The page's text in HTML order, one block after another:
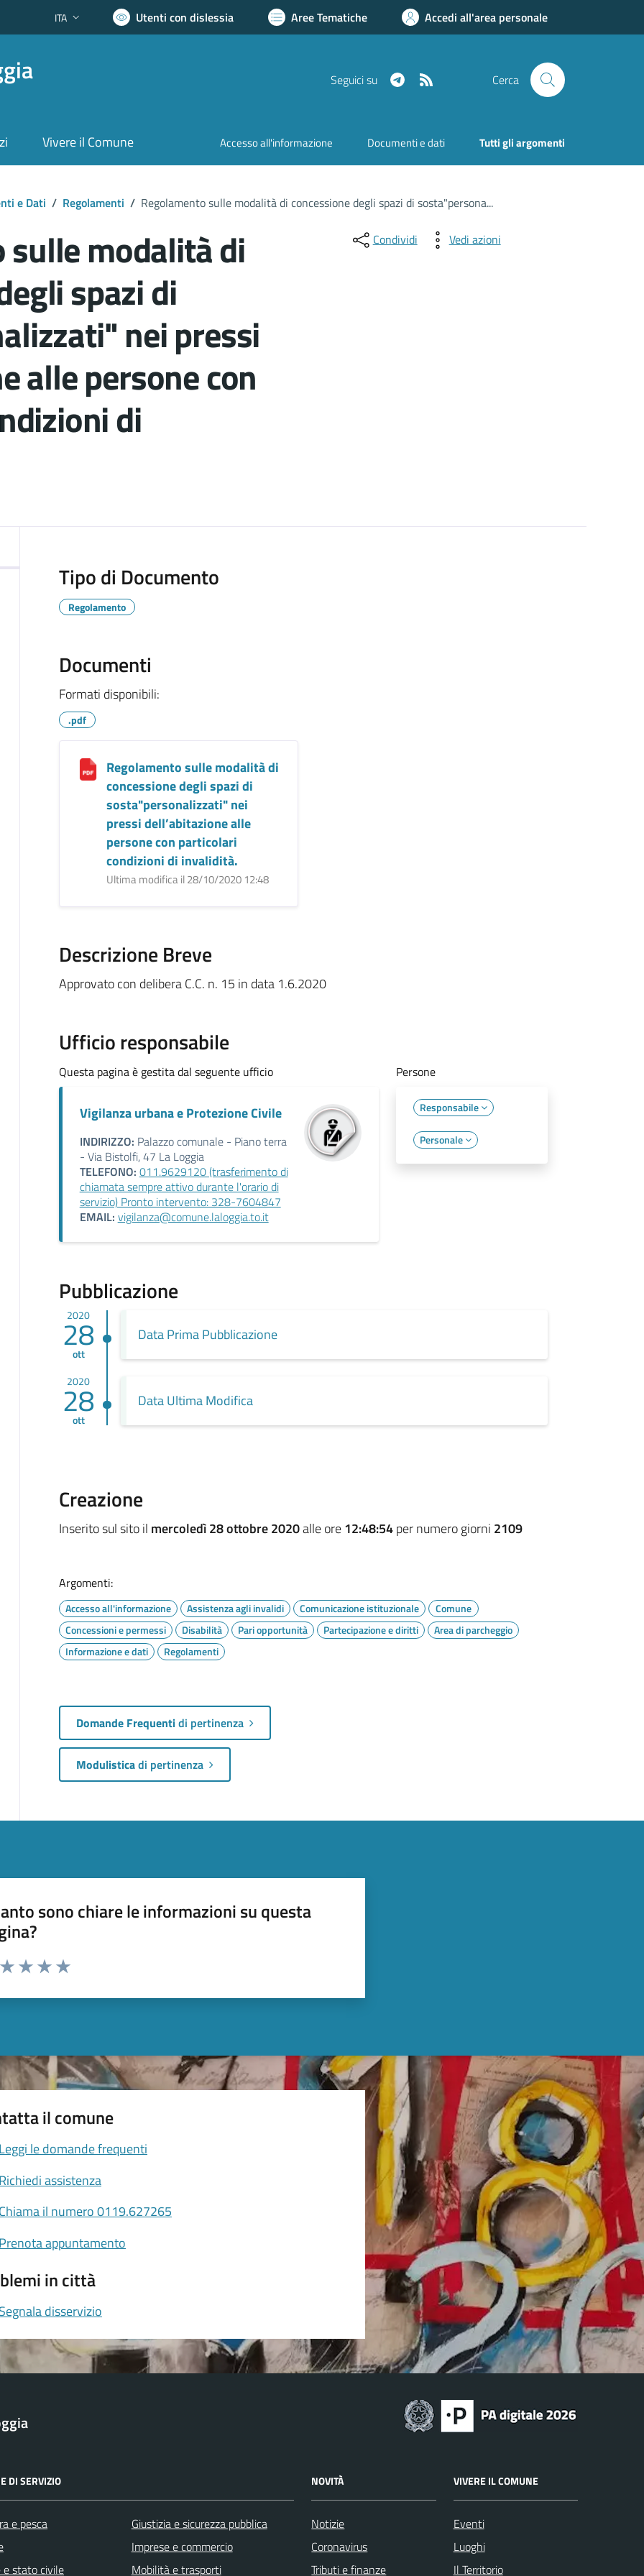
Lingua attiva:
ITA Utenti con dislessia Aree Tematiche Accedi all'area personale
Seguici su Telegram Cerca
Vivere il Comune Accesso all'informazione Documenti e dati Tutti gli argomenti
e Dati / Regolamenti / Regolamento sulle modalità di concessione degli spazi di sosta"persona...
sulle modalità di
spazi di
nei pressi
alle persone con
di
Condividi Vedi azioni
Tipo di Documento
Regolamento
Documenti
Formati disponibili:
.pdf
Regolamento sulle modalità di
concessione degli spazi di
sosta"personalizzati" nei
pressi dell’abitazione alle
persone con particolari
condizioni di invalidità.
Ultima modifica il 28/10/2020 12:48
Descrizione Breve
Approvato con delibera C.C. n. 15 in data 1.6.2020
Ufficio responsabile
Questa pagina è gestita dal seguente ufficio
Vigilanza urbana e Protezione Civile
INDIRIZZO: Palazzo comunale - Piano terra
- Via Bistolfi, 47 La Loggia
TELEFONO: 011.9629120 (trasferimento di
chiamata sempre attivo durante l'orario di
servizio) Pronto intervento: 328-7604847
EMAIL: vigilanza@comune.laloggia.to.it
Persone
Responsabile
Personale
Pubblicazione
2020
28
ott
Data Prima Pubblicazione
2020
28
ott
Data Ultima Modifica
Creazione
Inserito sul sito il mercoledì 28 ottobre 2020alle ore12:48:54per numero giorni 2109
Argomenti:
Accesso all'informazione Assistenza agli invalidi Comunicazione istituzionale
Comune
Concessioni e permessi
Disabilità Pari opportunità Partecipazione e diritti
Area di parcheggio
Informazione e dati
Regolamenti
Domande Frequentidi pertinenza
Modulisticadi pertinenza
sono chiare le informazioni su questa
da 1 a 5 stelle la pagina
il comune
Leggi le domande frequenti
Richiedi assistenza
Chiama il numero 0119.627265
Prenota appuntamento
in città
Segnala disservizio
DI SERVIZIO
e pesca
e stato civile
Giustizia e sicurezza pubblica
Imprese e commercio
Mobilità e trasporti
NOVITÀ
Notizie
Coronavirus
Tributi e finanze
VIVERE IL COMUNE
Eventi
Luoghi
Il Territorio